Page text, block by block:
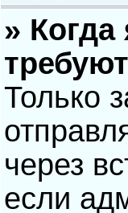
»
Только
через
если